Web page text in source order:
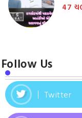
47
Follow Us
Twitter